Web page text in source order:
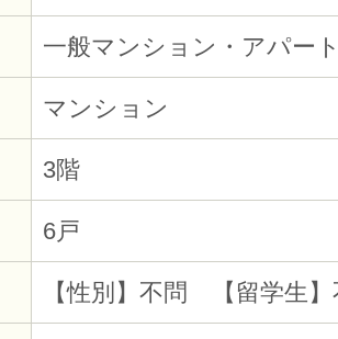
一般マンション・アパー
マンション
3階
6戸
【性別】不問 【留学生】